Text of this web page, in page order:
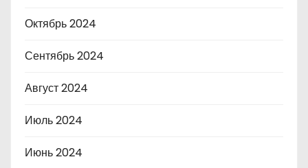
Октябрь 2024
Сентябрь 2024
Август 2024
Июль 2024
Июнь 2024